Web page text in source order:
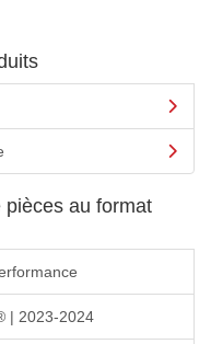
au format
| 2023-2024